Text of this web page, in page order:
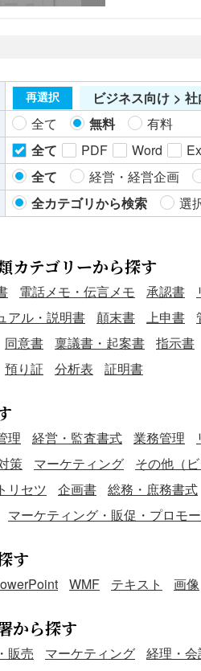
部署や上司へ
ちらは表形式
行願です。
しました。無
さい。
再選択
ビジネス向け >
全て 無料
有料
全て PDF Word
全て 経営・経営企画
全カテゴリから検索 選
カテゴリーから探す
電話メモ・伝言メモ 承認書
アル・説明書 顛末書 上申書
同意書 稟議書・起案書 指示書
預り証 分析表 証明書
理 経営・監査書式 業務管理
策
マーケティング その他（ビ
トリセツ 企画書 総務・庶務書式
マーケティング・販促・プロモ
す
WMF テキスト 画像
から探す
販売 マーケティング 経理・